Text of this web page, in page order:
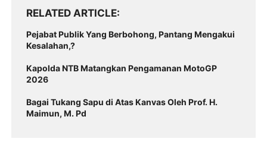
RELATED ARTICLE
Pejabat Publik Yang Berbohong, Pantang Mengakui
Kesalahan,?
Kapolda NTB Matangkan Pengamanan MotoGP
2026
Bagai Tukang Sapu di Atas Kanvas Oleh Prof. H.
Maimun, M. Pd